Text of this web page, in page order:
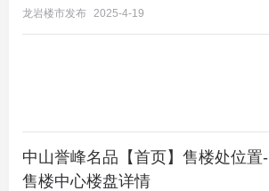
格详情→项目0591预约电话
龙岩楼市发布 2025-4-19
中山誉峰名品【首页】售楼处位置-
售楼中心楼盘详情